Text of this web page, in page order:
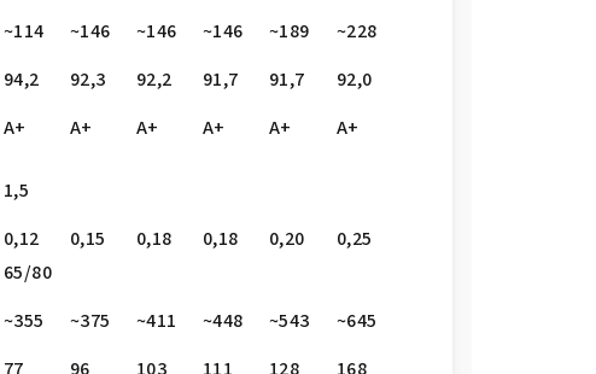
~114 ~146 ~146 ~146 ~189
~228
94,2 92,3 92,2 91,7 91,7
92,0
A+ A+ A+ A+ A+
A+
1,5
0,12 0,15 0,18 0,18 0,20
0,25
65/80
~355 ~375 ~411 ~448 ~543
~645